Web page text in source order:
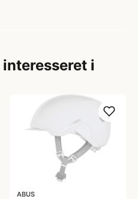
interesseret i
ABUS